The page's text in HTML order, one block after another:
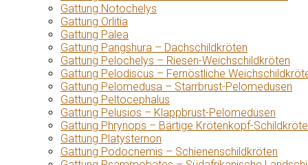
Gattung Notochelys
Gattung Orlitia
Gattung Palea
Gattung Pangshura – Dachschildkröten
Gattung Pelochelys – Riesen-Weichschildkröten
Gattung Pelodiscus – Fernöstliche
Gattung Pelomedusa – Starrbrust-Pelomedusen
Gattung Peltocephalus
Gattung Pelusios – Klappbrust-Pelomedusen
Gattung Phrynops – Bärtige Krötenkopf-
Gattung Platysternon
Gattung Podocnemis – Schienenschildkröten